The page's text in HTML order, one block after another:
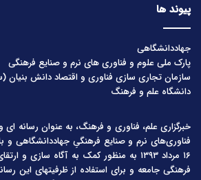
پیوند ها
جهاددانشگاهی
پارک ملی علوم و فناوری های نرم و صنایع فرهنگی
سازمان تجاری سازی فناوری و اقتصاد دانش بنیان
دانشگاه علم و فرهنگ
خبرگزاری علم، فناوری و فرهنگ، به عنوان رسانه
فناوری‌های نرم و صنایع فرهنگیِ جهاددانشگاهی و
۱۶ مرداد ۱۳۹۳ به منظور کمک به آگاه سازی
فرهنگی جامعه و برای استفاده از ظرفیتهای این